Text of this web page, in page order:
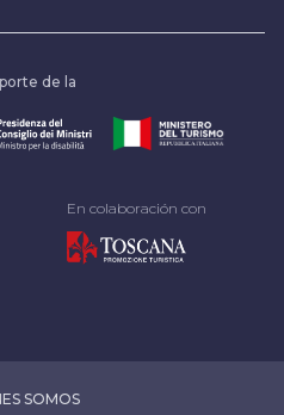
de la
En colaboración con
SOMOS